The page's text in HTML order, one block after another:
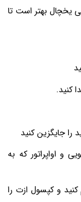
یخچال بهتر است تا
را جایگزین کنید
و اواپراتور که به
کنید و کپسول ازت را